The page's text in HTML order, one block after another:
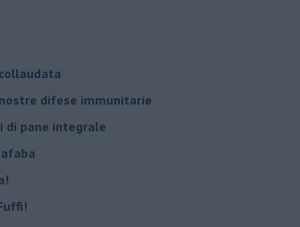
difese immunitarie
di pane integrale